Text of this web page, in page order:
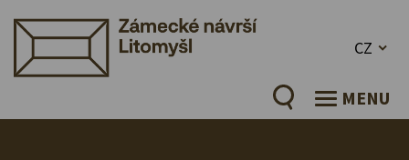
CZ
MENU